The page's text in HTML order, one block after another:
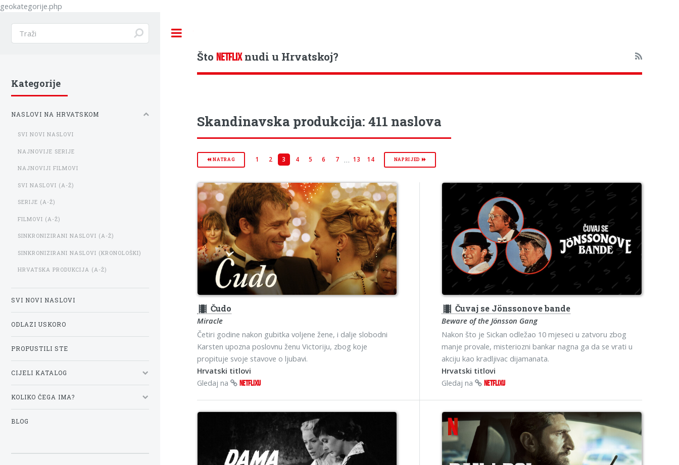
geokategorije.php
ŠtoNETFLIXnudi u Hrvatskoj?
Skandinavska produkcija: 411 naslova
NATRAG 1 2 3 4 5 6 7 … 13 14 NAPRIJED
theaters Čudo
Miracle
Četiri godine nakon gubitka voljene žene, i dalje slobodni
Karsten upozna poslovnu ženu Victoriju, zbog koje
propituje svoje stavove o ljubavi.
Hrvatski titlovi
Gledaj na
NETFLIXU
theaters Čuvaj se Jönssonove bande
Beware of the Jönsson Gang
Nakon što je Sickan odležao 10 mjeseci u zatvoru zbog
manje provale, misteriozni bankar nagna ga da se vrati u
akciju kao kradljivac dijamanata.
Hrvatski titlovi
Gledaj na
NETFLIXU
Kategorije
NASLOVI NA HRVATSKOM
SVI NOVI NASLOVI
NAJNOVIJE SERIJE
NAJNOVIJI FILMOVI
SVI NASLOVI (A-Ž)
SERIJE (A-Ž)
FILMOVI (A-Ž)
SINKRONIZIRANI NASLOVI (A-Ž)
SINKRONIZIRANI NASLOVI (KRONOLOŠKI)
HRVATSKA PRODUKCIJA (A-Ž)
SVI NOVI NASLOVI
ODLAZI USKORO
PROPUSTILI STE
CIJELI KATALOG
KOLIKO ČEGA IMA?
BLOG
Toggle